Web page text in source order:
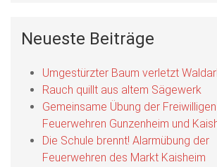
Neueste Beiträge
Umgestürzter Baum verletzt
Rauch quillt aus altem Sägewerk
Gemeinsame Übung der Freiwilligen
Feuerwehren Gunzenheim und
Die Schule brennt! Alarmübung der
Feuerwehren des Markt Kaisheim